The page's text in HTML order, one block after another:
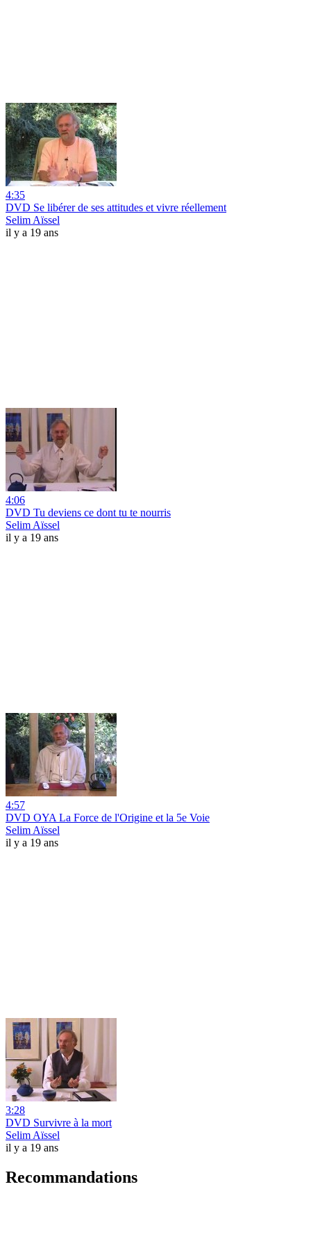
4:35
DVD Se libérer de ses attitudes et vivre réellement
Selim Aïssel
il y a 19 ans
4:06
DVD Tu deviens ce dont tu te nourris
Selim Aïssel
il y a 19 ans
4:57
DVD OYA La Force de l'Origine et la 5e Voie
Selim Aïssel
il y a 19 ans
3:28
DVD Survivre à la mort
Selim Aïssel
il y a 19 ans
Recommandations